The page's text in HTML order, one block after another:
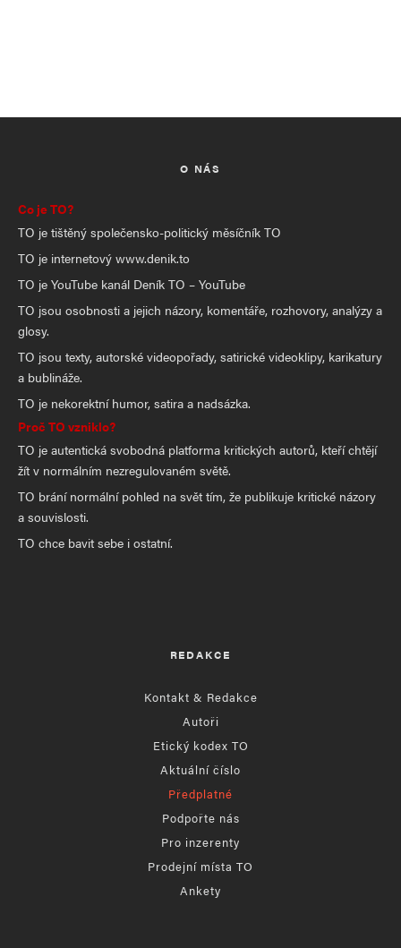
O NÁS
Co je TO?
TO je tištěný společensko-politický měsíčník TO
TO je internetový www.denik.to
TO je YouTube kanál Deník TO – YouTube
TO jsou osobnosti a jejich názory, komentáře, rozhovory, analýzy a
glosy.
TO jsou texty, autorské videopořady, satirické videoklipy, karikatury
a bublináže.
TO je nekorektní humor, satira a nadsázka.
Proč TO vzniklo?
TO je autentická svobodná platforma kritických autorů, kteří chtějí
žít v normálním nezregulovaném světě.
TO brání normální pohled na svět tím, že publikuje kritické názory
a souvislosti.
TO chce bavit sebe i ostatní.
REDAKCE
Kontakt & Redakce
Autoři
Etický kodex TO
Aktuální číslo
Předplatné
Podpořte nás
Pro inzerenty
Prodejní místa TO
Ankety